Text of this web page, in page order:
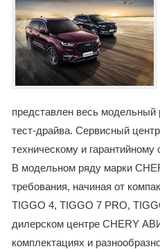
представлен весь
тест-драйва. Сервисный
техническому и
В модельном ряду марки
требования, начиная от
TIGGO 4, TIGGO 7 PRO,
дилерском центре CHERY
комплектациях и